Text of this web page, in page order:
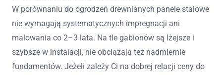
W porównaniu do ogrodzeń drewnianych panele stalowe
nie wymagają systematycznych impregnacji ani
malowania co 2–3 lata. Na tle gabionów są lżejsze i
szybsze w instalacji, nie obciążają też nadmiernie
fundamentów. Jeżeli zależy Ci na dobrej relacji ceny do